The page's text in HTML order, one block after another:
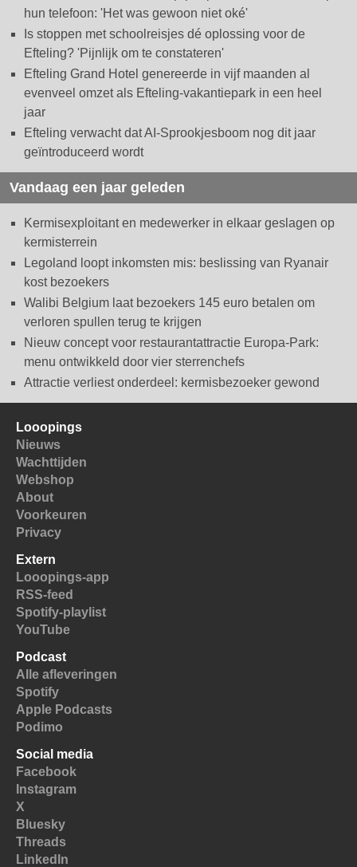
hun telefoon: 'Het was gewoon niet oké'
Is stoppen met schoolreisjes dé oplossing voor de
Efteling? 'Pijnlijk om te constateren'
Efteling Grand Hotel genereerde in vijf maanden al
evenveel omzet als Efteling-vakantiepark in een heel
jaar
Efteling verwacht dat AI-Sprookjesboom nog dit jaar
geïntroduceerd wordt
Vandaag een jaar geleden
Kermisexploitant en medewerker in elkaar geslagen op
kermisterrein
Legoland loopt inkomsten mis: beslissing van Ryanair
kost bezoekers
Walibi Belgium laat bezoekers 145 euro betalen om
verloren spullen terug te krijgen
Nieuw concept voor restaurantattractie Europa-Park:
menu ontwikkeld door vier sterrenchefs
Attractie verliest onderdeel: kermisbezoeker gewond
Looopings
Nieuws
Wachttijden
Webshop
About
Voorkeuren
Privacy
Extern
Looopings-app
RSS-feed
Spotify-playlist
YouTube
Podcast
Alle afleveringen
Spotify
Apple Podcasts
Podimo
Social media
Facebook
Instagram
X
Bluesky
Threads
LinkedIn